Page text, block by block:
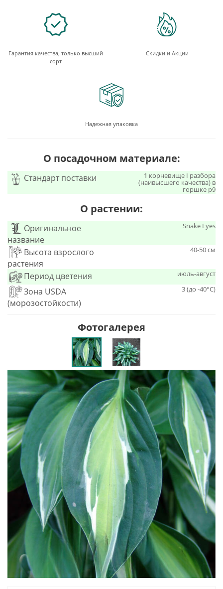
Гарантия качества, только высший
сорт
Скидки и Акции
Надежная упаковка
О посадочном материале:
Стандарт поставки 1 корневище I разбора
(наивысшего качества) в
горшке р9
О растении:
Оригинальное
название
Snake Eyes
Высота взрослого
растения
40-50 см
Период цветения июль-август
Зона USDA
(морозостойкости)
3 (до -40°С)
Фотогалерея